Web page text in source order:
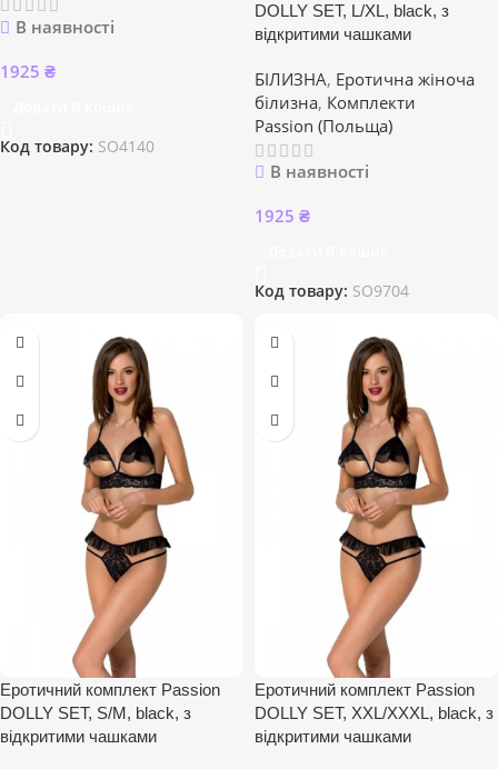
В наявності
1925 ₴
Код товару: SO4140
DOLLY SET, L/XL, black, з
відкритими чашками
БІЛИЗНА, Еротична жіноча
білизна, Комплекти
Passion (Польща)
В наявності
1925 ₴
Код товару: SO9704
Еротичний комплект Passion
DOLLY SET, S/M, black, з
відкритими чашками
Еротичний комплект Passion
DOLLY SET, XXL/XXXL, black, з
відкритими чашками